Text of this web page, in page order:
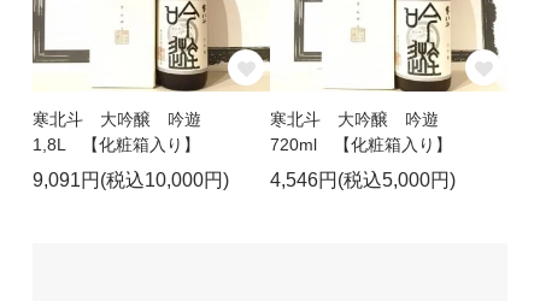
寒北斗 大吟醸 吟遊
1,8L 【化粧箱入り】
9,091円(税込10,000円)
寒北斗 大吟醸 吟遊
720ml 【化粧箱入り】
4,546円(税込5,000円)